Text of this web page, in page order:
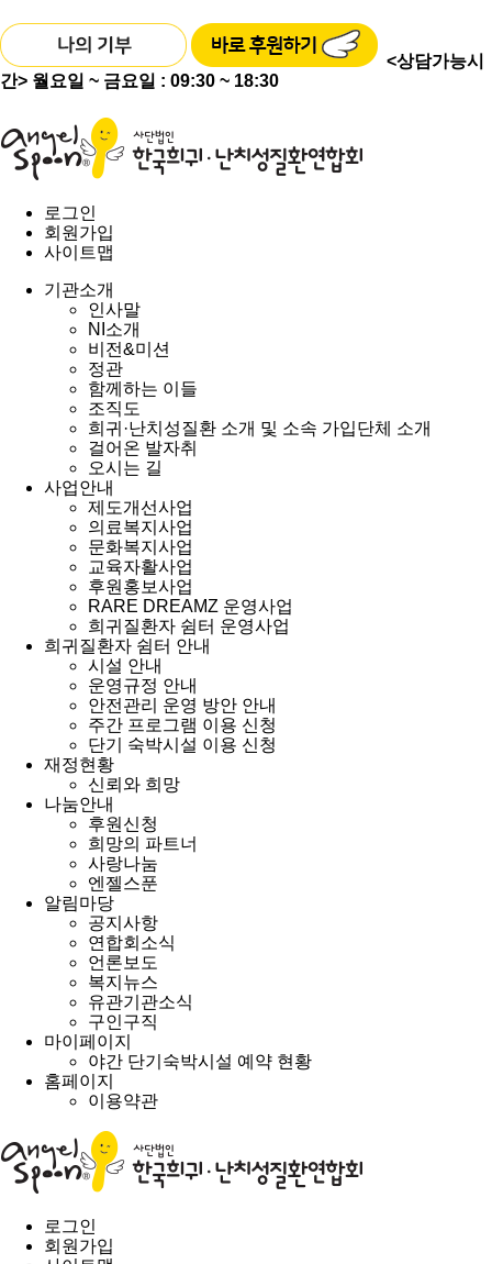
<상담가능시
간> 월요일 ~ 금요일 : 09:30 ~ 18:30
로그인
회원가입
사이트맵
기관소개
인사말
NI소개
비전&미션
정관
함께하는 이들
조직도
희귀·난치성질환 소개 및 소속 가입단체 소개
걸어온 발자취
오시는 길
사업안내
제도개선사업
의료복지사업
문화복지사업
교육자활사업
후원홍보사업
RARE DREAMZ 운영사업
희귀질환자 쉼터 운영사업
희귀질환자 쉼터 안내
시설 안내
운영규정 안내
안전관리 운영 방안 안내
주간 프로그램 이용 신청
단기 숙박시설 이용 신청
재정현황
신뢰와 희망
나눔안내
후원신청
희망의 파트너
사랑나눔
엔젤스푼
알림마당
공지사항
연합회소식
언론보도
복지뉴스
유관기관소식
구인구직
마이페이지
야간 단기숙박시설 예약 현황
홈페이지
이용약관
로그인
회원가입